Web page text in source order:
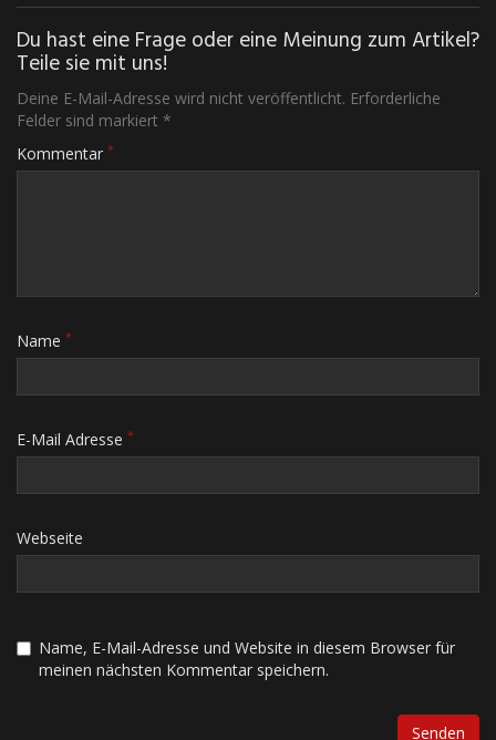
Du hast eine Frage oder eine Meinung zum Artikel?
Teile sie mit uns!
Deine E-Mail-Adresse wird nicht veröffentlicht. Erforderliche
Felder sind markiert *
Kommentar *
Name *
E-Mail Adresse *
Webseite
Name, E-Mail-Adresse und Website in diesem Browser für
meinen nächsten Kommentar speichern.